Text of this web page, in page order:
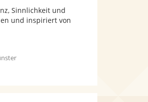
Sinnlichkeit und
und inspiriert von